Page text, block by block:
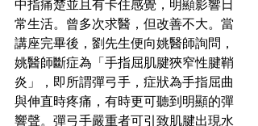
中指痛楚並且有卡住感覺，明顯影響日
常生活。曾多次求醫，但改善不大。當
講座完畢後，劉先生便向姚醫師詢問，
姚醫師斷症為「手指屈肌腱狹窄性腱鞘
炎」，即所謂彈弓手，症狀為手指屈曲
與伸直時疼痛，有時更可聽到明顯的彈
響聲。彈弓手嚴重者可引致肌腱出現水